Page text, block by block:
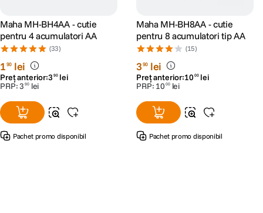
Maha MH-BH4AA - cutie
pentru 4 acumulatori AA
(33)
190 lei
Preț anterior:3 90 lei
PRP:3 90 lei
Pachet promo disponibil
Maha MH-BH8AA - cutie
pentru 8 acumulatori tip AA
(15)
390 lei
Preț anterior:10 00 lei
PRP: 10 00 lei
Pachet promo disponibil